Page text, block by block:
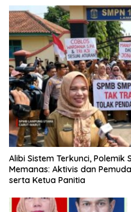
Alibi Sistem Terkunci, Polemik
Memanas: Aktivis dan
serta Ketua Panitia